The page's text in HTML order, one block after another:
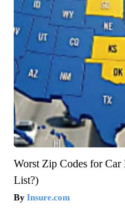
Worst Zip Codes for Car
List?)
Insure.com